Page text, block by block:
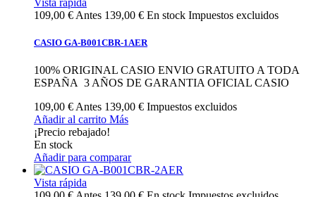
109,00 € Antes 139,00 € En stock Impuestos excluidos
CASIO GA-B001CBR-1AER
100% ORIGINAL CASIO ENVIO GRATUITO A TODA
ESPAÑA 3 AÑOS DE GARANTIA OFICIAL CASIO
109,00 € Antes 139,00 € Impuestos excluidos
Añadir al carrito Más
¡Precio rebajado!
En stock
Añadir para comparar
Vista rápida